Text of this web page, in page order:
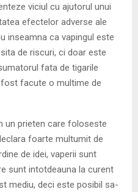
viciul cu ajutorul unui
efectelor adverse ale
inseamna ca vapingul este
de riscuri, ci doar este
fata de tigarile
facute o multime de
un prieten care foloseste
foarte multumit de
de idei, vaperii sunt
sunt intotdeauna la curent
mediu, deci este posibil sa-